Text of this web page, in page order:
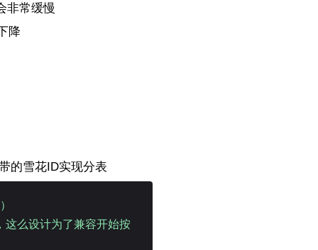
非常缓慢
降
的雪花ID实现分表
么设计为了兼容开始按